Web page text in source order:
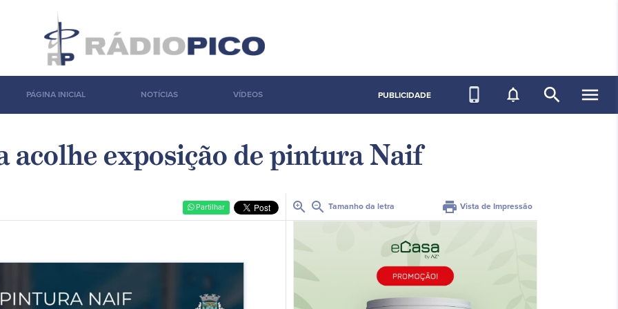
PÁGINA INICIAL NOTÍCIAS VÍDEOS PUBLICIDADE phone_iphone notifications_none search menu
acolhe exposição de pintura Naif
Partilhar zoom_in zoom_out Tamanho da letra print Vista de Impressão